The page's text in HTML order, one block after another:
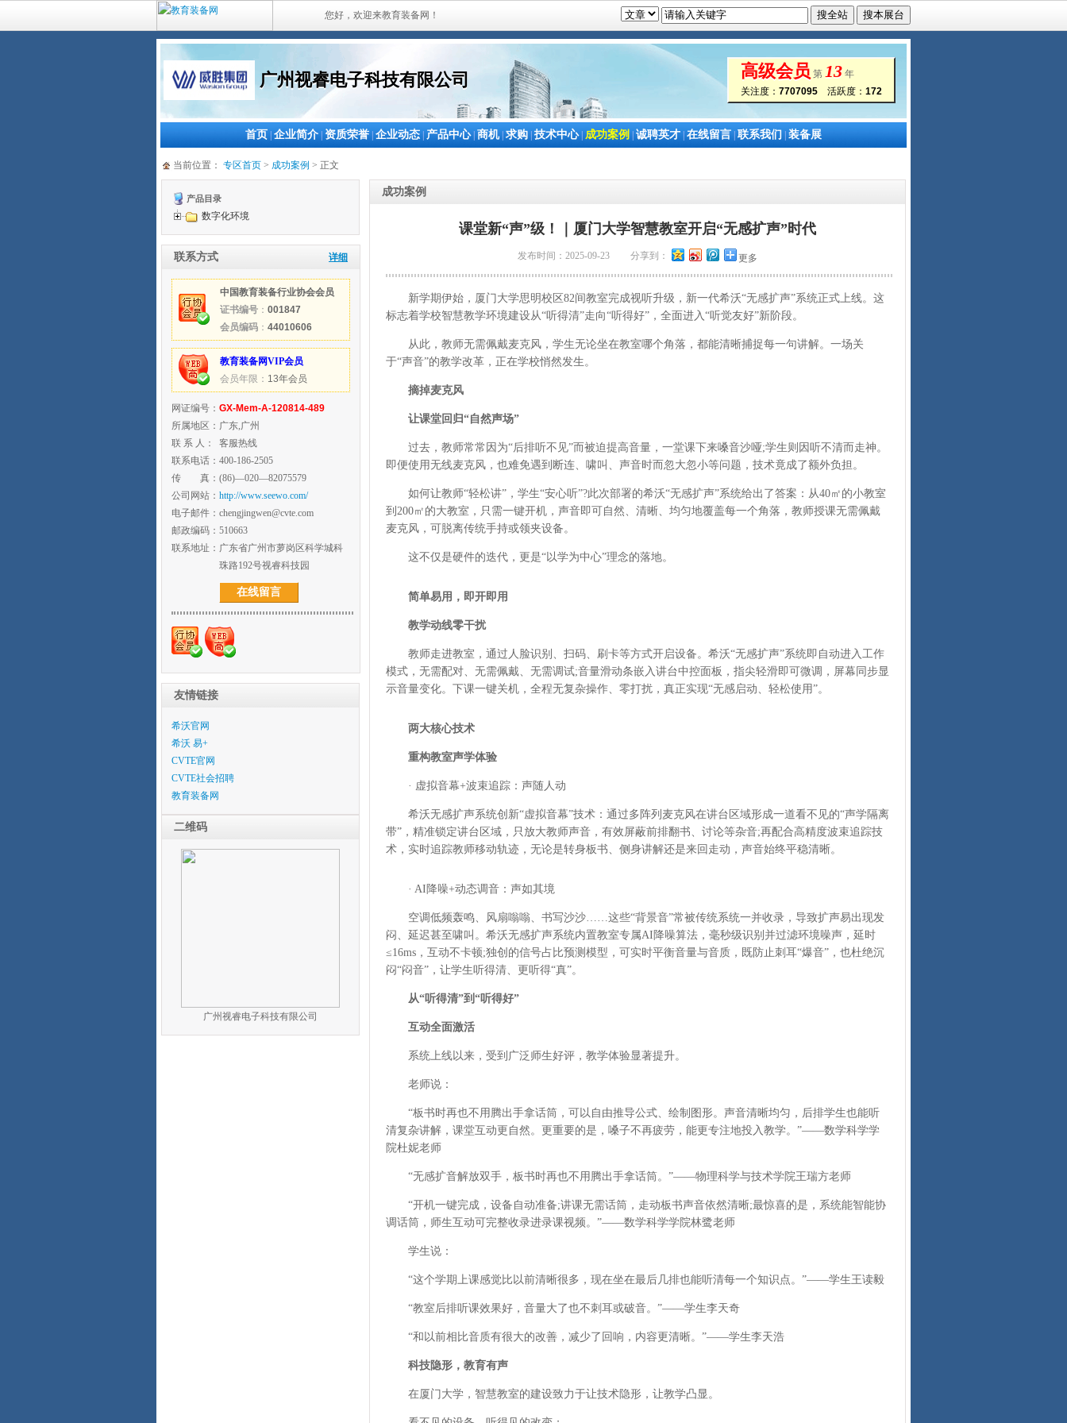
您好，欢迎来教育装备网！
广州视睿电子科技有限公司 高级会员 第 13 年
关注度： 7707095 活跃度： 172
首页 企业简介 资质荣誉 企业动态 产品中心| 商机| 求购 技术中心| 成功案例 诚聘英才 在线留言 联系我们 装备展
当前位置： 专区首页 > 成功案例 > 正文
产品目录
数字化环境
联系方式 详细
中国教育装备行业协会会员
证书编号 ： 001847
会员编码 ： 44010606
教育装备网VIP会员
会员年限： 13年会员
网证编号： GX-Mem-A-120814-489
所属地区： 广东,广州
联 系 人：
客服热线
联系电话： 400-186-2505
传 真： (86)—020—82075579
公司网站： http://www.seewo.com/
电子邮件： chengjingwen@cvte.com
邮政编码： 510663
联系地址： 广东省广州市萝岗区科学城科
珠路192号视睿科技园
在线留言
友情链接
希沃官网
希沃 易+
CVTE官网
CVTE社会招聘
教育装备网
二维码
广州视睿电子科技有限公司
成功案例
课堂新“声”级！｜厦门大学智慧教室开启“无感扩声”时代
发布时间：2025-09-23 分享到： 更多
新学期伊始，厦门大学思明校区82间教室完成视听升级，新一代希沃“无感扩声”系统正式上线。这
标志着学校智慧教学环境建设从“听得清”走向“听得好”，全面进入“听觉友好”新阶段。
从此，教师无需佩戴麦克风，学生无论坐在教室哪个角落，都能清晰捕捉每一句讲解。一场关
于“声音”的教学改革，正在学校悄然发生。
摘掉麦克风
让课堂回归“自然声场”
过去，教师常常因为“后排听不见”而被迫提高音量，一堂课下来嗓音沙哑;学生则因听不清而走神。
即便使用无线麦克风，也难免遇到断连、啸叫、声音时而忽大忽小等问题，技术竟成了额外负担。
如何让教师“轻松讲”，学生“安心听”?此次部署的希沃“无感扩声”系统给出了答案：从40㎡的小教室
到200㎡的大教室，只需一键开机，声音即可自然、清晰、均匀地覆盖每一个角落，教师授课无需佩戴
麦克风，可脱离传统手持或领夹设备。
这不仅是硬件的迭代，更是“以学为中心”理念的落地。
简单易用，即开即用
教学动线零干扰
教师走进教室，通过人脸识别、扫码、刷卡等方式开启设备。希沃“无感扩声”系统即自动进入工作
模式，无需配对、无需佩戴、无需调试;音量滑动条嵌入讲台中控面板，指尖轻滑即可微调，屏幕同步显
示音量变化。下课一键关机，全程无复杂操作、零打扰，真正实现“无感启动、轻松使用”。
两大核心技术
重构教室声学体验
· 虚拟音幕+波束追踪：声随人动
希沃无感扩声系统创新“虚拟音幕”技术：通过多阵列麦克风在讲台区域形成一道看不见的“声学隔离
带”，精准锁定讲台区域，只放大教师声音，有效屏蔽前排翻书、讨论等杂音;再配合高精度波束追踪技
术，实时追踪教师移动轨迹，无论是转身板书、侧身讲解还是来回走动，声音始终平稳清晰。
· AI降噪+动态调音：声如其境
空调低频轰鸣、风扇嗡嗡、书写沙沙……这些“背景音”常被传统系统一并收录，导致扩声易出现发
闷、延迟甚至啸叫。希沃无感扩声系统内置教室专属AI降噪算法，毫秒级识别并过滤环境噪声，延时
≤16ms，互动不卡顿;独创的信号占比预测模型，可实时平衡音量与音质，既防止刺耳“爆音”，也杜绝沉
闷“闷音”，让学生听得清、更听得“真”。
从“听得清”到“听得好”
互动全面激活
系统上线以来，受到广泛师生好评，教学体验显著提升。
老师说：
“板书时再也不用腾出手拿话筒，可以自由推导公式、绘制图形。声音清晰均匀，后排学生也能听
清复杂讲解，课堂互动更自然。更重要的是，嗓子不再疲劳，能更专注地投入教学。”——数学科学学
院杜妮老师
“无感扩音解放双手，板书时再也不用腾出手拿话筒。”——物理科学与技术学院王瑞方老师
“开机一键完成，设备自动准备;讲课无需话筒，走动板书声音依然清晰;最惊喜的是，系统能智能协
调话筒，师生互动可完整收录进录课视频。”——数学科学学院林鹭老师
学生说：
“这个学期上课感觉比以前清晰很多，现在坐在最后几排也能听清每一个知识点。”——学生王读毅
“教室后排听课效果好，音量大了也不刺耳或破音。”——学生李天奇
“和以前相比音质有很大的改善，减少了回响，内容更清晰。”——学生李天浩
科技隐形，教育有声
在厦门大学，智慧教室的建设致力于让技术隐形，让教学凸显。